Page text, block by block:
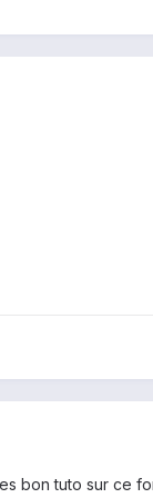
bon tuto sur ce